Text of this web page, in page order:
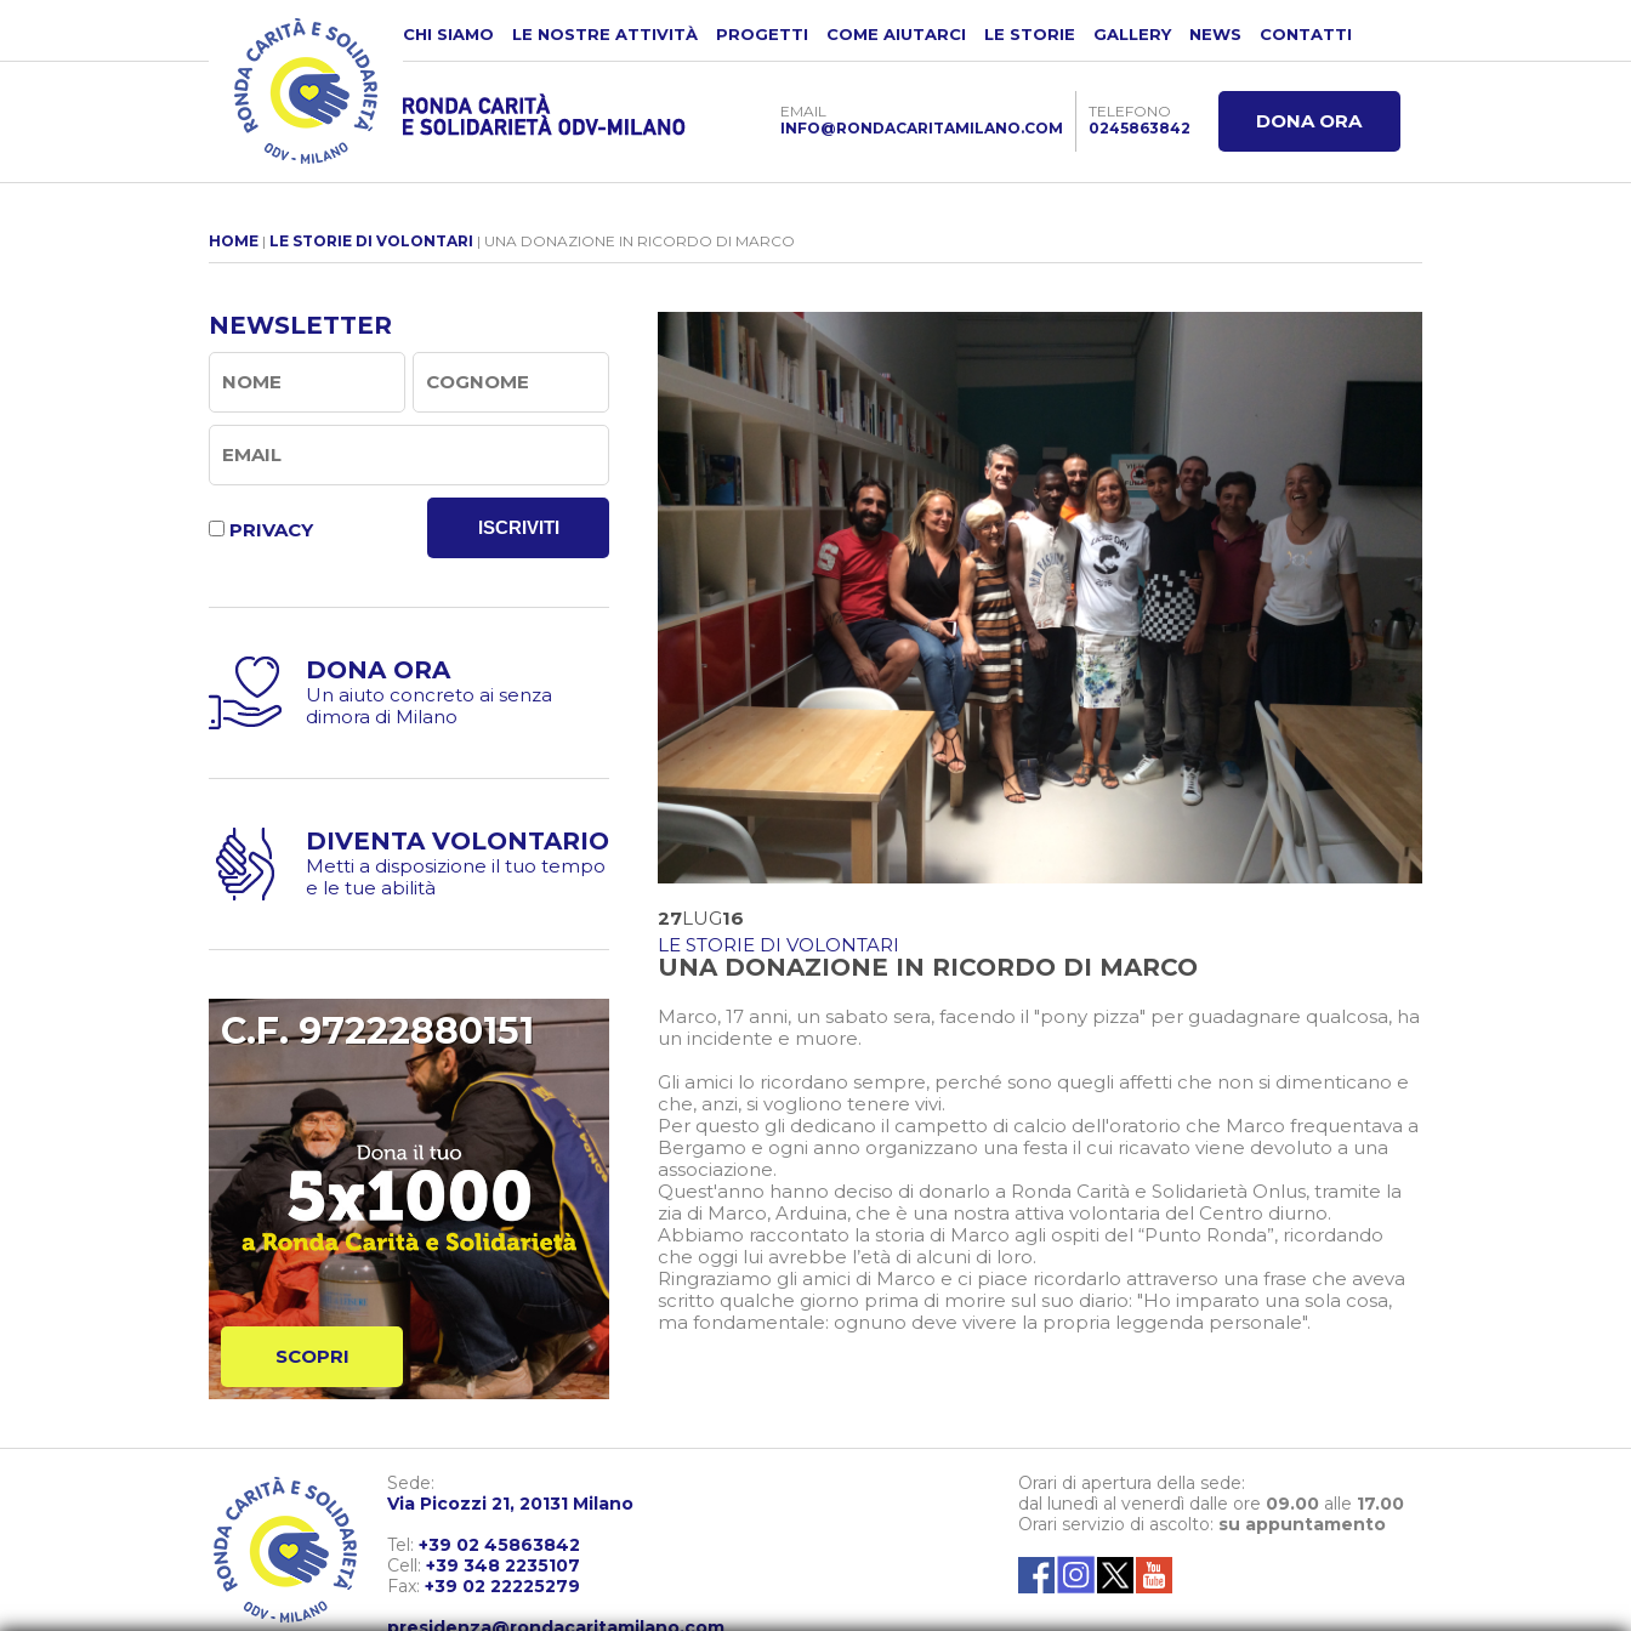
CHI SIAMO LE NOSTRE ATTIVITÀ PROGETTI COME AIUTARCI LE STORIE GALLERY NEWS CONTATTI
EMAIL
INFO@RONDACARITAMILANO.COM
TELEFONO
0245863842
DONA ORA
HOME | LE STORIE DI VOLONTARI | UNA DONAZIONE IN RICORDO DI MARCO
NEWSLETTER
PRIVACY ISCRIVITI
DONA ORA
Un aiuto concreto ai senza
dimora di Milano
DIVENTA VOLONTARIO
Metti a disposizione il tuo tempo
e le tue abilità
C.F. 97222880151
SCOPRI
27LUG16
LE STORIE DI VOLONTARI
UNA DONAZIONE IN RICORDO DI MARCO
Marco, 17 anni, un sabato sera, facendo il "pony pizza" per guadagnare qualcosa, ha
un incidente e muore.
Gli amici lo ricordano sempre, perché sono quegli affetti che non si dimenticano e
che, anzi, si vogliono tenere vivi.
Per questo gli dedicano il campetto di calcio dell'oratorio che Marco frequentava a
Bergamo e ogni anno organizzano una festa il cui ricavato viene devoluto a una
associazione.
Quest'anno hanno deciso di donarlo a Ronda Carità e Solidarietà Onlus, tramite la
zia di Marco, Arduina, che è una nostra attiva volontaria del Centro diurno.
Abbiamo raccontato la storia di Marco agli ospiti del “Punto Ronda”, ricordando
che oggi lui avrebbe l’età di alcuni di loro.
Ringraziamo gli amici di Marco e ci piace ricordarlo attraverso una frase che aveva
scritto qualche giorno prima di morire sul suo diario: "Ho imparato una sola cosa,
ma fondamentale: ognuno deve vivere la propria leggenda personale".
Sede:
Via Picozzi 21, 20131 Milano
Tel: +39 02 45863842
Cell: +39 348 2235107
Fax: +39 02 22225279
Orari di apertura della sede:
dal lunedì al venerdì dalle ore 09.00 alle 17.00
Orari servizio di ascolto: su appuntamento